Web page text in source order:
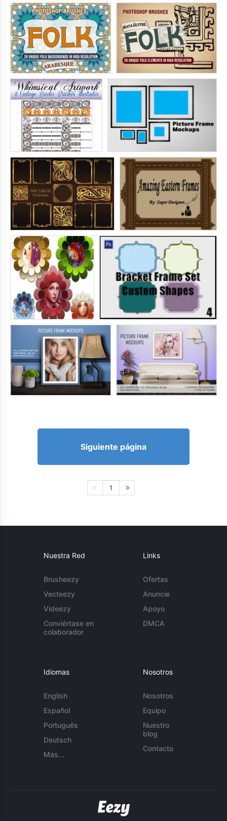
Siguiente página
1
Nuestra Red
Brusheezy
Vecteezy
Videezy
Conviértase en
colaborador
Links
Ofertas
Anuncie
Apoyo
DMCA
Idiomas
English
Español
Português
Deutsch
Más...
Nosotros
Nosotros
Equipo
Nuestro
blog
Contacto